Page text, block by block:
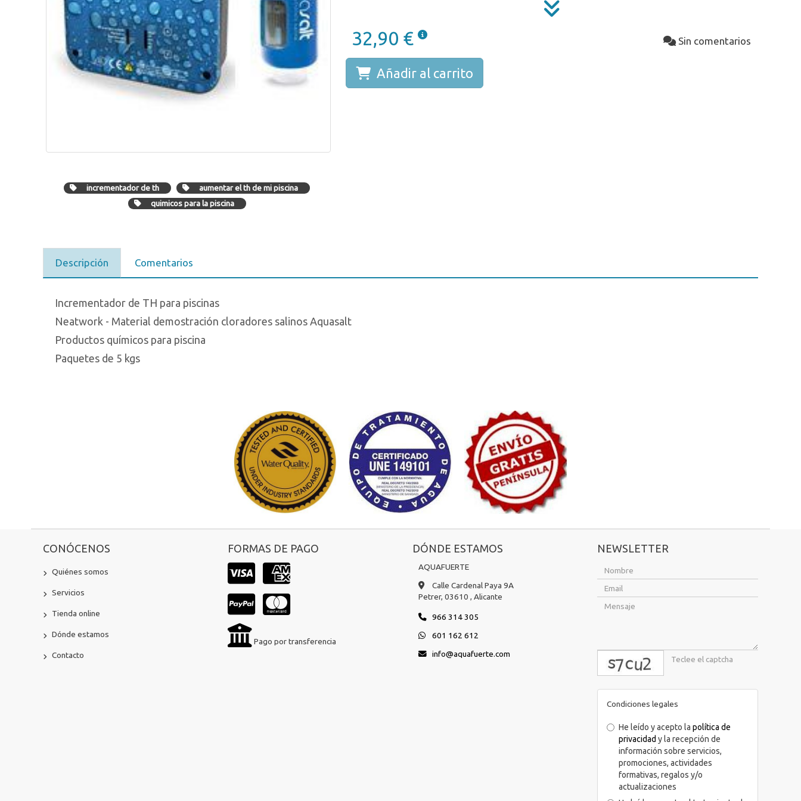
incrementador de th
aumentar el th de mi piscina
quimicos para la piscina
32,90 € Sin comentarios
Añadir al carrito
Descripción Comentarios
Incrementador de TH para piscinas
Neatwork - Material demostración cloradores salinos Aquasalt
Productos químicos para piscina
Paquetes de 5 kgs
CONÓCENOS
Quiénes somos
Servicios
Tienda online
Dónde estamos
Contacto
FORMAS DE PAGO
Pago por transferencia
DÓNDE ESTAMOS
AQUAFUERTE
Calle Cardenal Paya 9A
Petrer, 03610 , Alicante
966 314 305
601 162 612
info
aquafuerte.com
NEWSLETTER
captcha
Condiciones legales
He leído y acepto la política de
privacidad y la recepción de
información sobre servicios,
promociones, actividades
formativas, regalos y/o
actualizaciones